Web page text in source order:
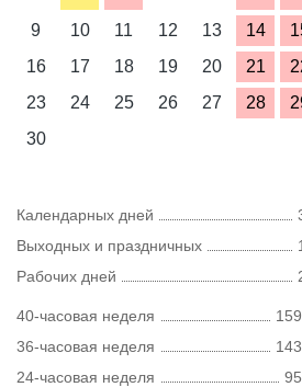
9
10 11 12 13 14
16
17 18 19 20 21
23
24 25 26 27 28
30
Календарных дней
Выходных и праздничных
Рабочих дней
40-часовая неделя
36-часовая неделя
24-часовая неделя